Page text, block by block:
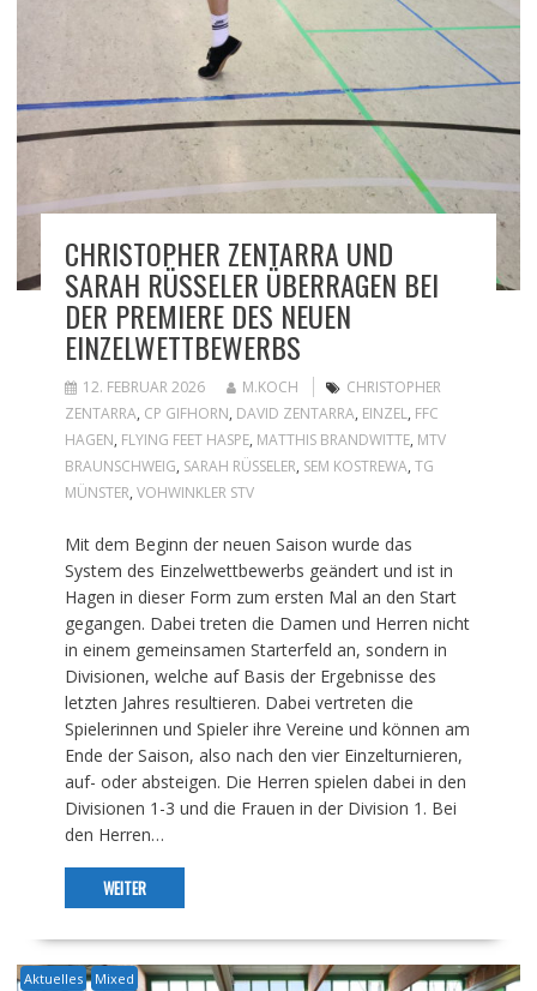
CHRISTOPHER ZENTARRA UND
SARAH RÜSSELER ÜBERRAGEN BEI
DER PREMIERE DES NEUEN
EINZELWETTBEWERBS
12. FEBRUAR 2026 M.KOCH
CHRISTOPHER
ZENTARRA, CP GIFHORN, DAVID ZENTARRA, EINZEL, FFC
HAGEN, FLYING FEET HASPE, MATTHIS BRANDWITTE, MTV
BRAUNSCHWEIG, SARAH RÜSSELER, SEM KOSTREWA, TG
MÜNSTER, VOHWINKLER STV
Mit dem Beginn der neuen Saison wurde das
System des Einzelwettbewerbs geändert und ist in
Hagen in dieser Form zum ersten Mal an den Start
gegangen. Dabei treten die Damen und Herren nicht
in einem gemeinsamen Starterfeld an, sondern in
Divisionen, welche auf Basis der Ergebnisse des
letzten Jahres resultieren. Dabei vertreten die
Spielerinnen und Spieler ihre Vereine und können am
Ende der Saison, also nach den vier Einzelturnieren,
auf- oder absteigen. Die Herren spielen dabei in den
Divisionen 1-3 und die Frauen in der Division 1. Bei
den Herren…
WEITER
Aktuelles Mixed